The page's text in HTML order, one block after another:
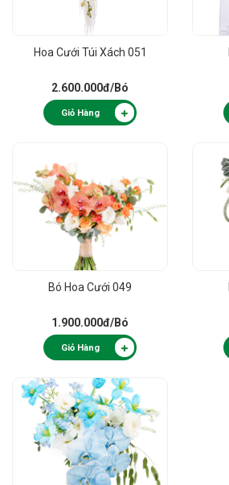
Hoa Cưới Túi Xách 051
2.600.000đ/Bó
Giỏ Hàng
Bó Hoa Cưới 049
1.900.000đ/Bó
Giỏ Hàng